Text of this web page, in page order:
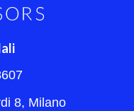
8, Milano